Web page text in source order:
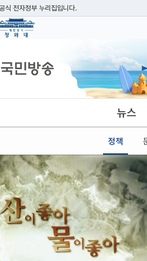
식 전자정부 누리집입니다.
하기
른 도메인 주소를 사용하고 있다면 아래 URL에서
뉴스
정책